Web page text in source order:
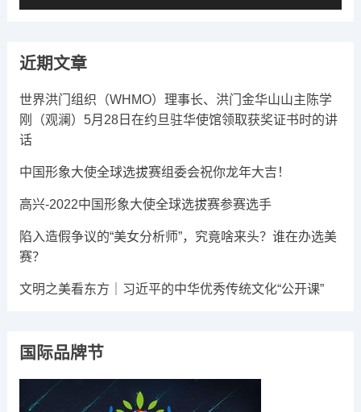
频
放
近期文章
世界洪门组织（WHMO）理事长、洪门金华山山主陈学
刚（观澜）5月28日在约旦驻华使馆领取获奖证书时的讲
话
中国形象大使全球选拔赛组委会祝你龙年大吉​！
高兴-2022中国形象大使全球选拔赛参赛选手
陷入造假争议的“美女分析师”，究竟啥来头？谁在办选美
赛？
文明之美看东方｜习近平的中华优秀传统文化“公开课”
国际品牌节